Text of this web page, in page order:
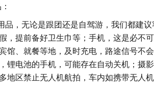
，无论是跟团还是自驾游，我们都建
，提前备好卫生巾等；手机，这是必不
馆、就餐等地，及时充电，路途信号不
锂电池的手机，可能存在自动关机；摄
地区禁止无人机航拍，车内如携带无人